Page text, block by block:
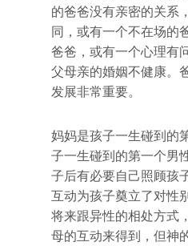
的爸爸没有亲密的关系
同，或有一个不在场的
爸爸，或有一个心理有
父母亲的婚姻不健康。
发展非常重要。
妈妈是孩子一生碰到的
子一生碰到的第一个男
子后有必要自己照顾孩
互动为孩子奠立了对性
将来跟异性的相处方式
母的互动来得到，但神